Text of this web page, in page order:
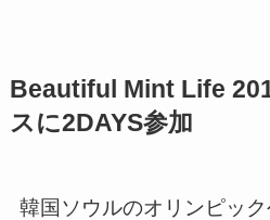
Beautiful Mint Life
スに2DAYS参加
韓国ソウルのオリンピッ